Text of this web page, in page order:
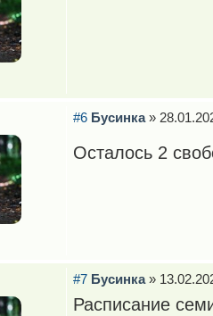
#6 Бусинка»
Осталось 2
#7 Бусинка»
Расписание